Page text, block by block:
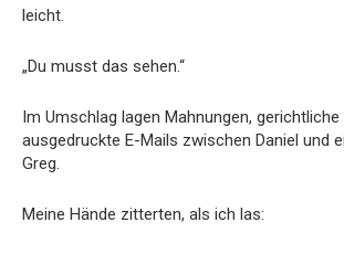
leicht.
„Du musst das sehen.“
Im Umschlag lagen Mahnungen,
ausgedruckte E-Mails zwischen Daniel und
Greg.
Meine Hände zitterten, als ich las: